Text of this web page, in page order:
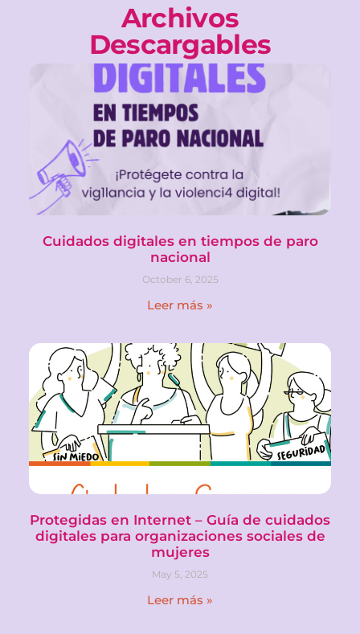
Archivos
Descargables
Cuidados digitales en tiempos de paro
nacional
October 6, 2025
Leer más »
Protegidas en Internet – Guía de cuidados
digitales para organizaciones sociales de
mujeres
May 5, 2025
Leer más »